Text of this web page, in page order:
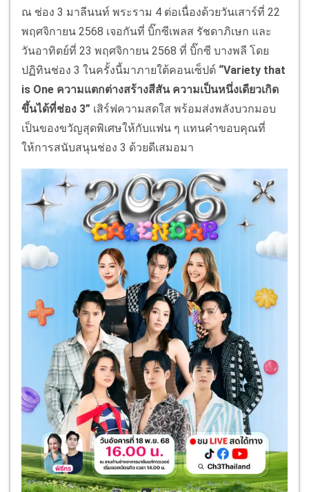
ณ ช่อง 3 มาลีนนท์ พระราม 4 ต่อเนื่องด้วยวันเสาร์ที่ 22
พฤศจิกายน 2568 เจอกันที่ บิ๊กซีเพลส รัชดาภิเษก และ
วันอาทิตย์ที่ 23 พฤศจิกายน 2568 ที่ บิ๊กซี บางพลี โดย
ปฏิทินช่อง 3 ในครั้งนี้มาภายใต้คอนเซ็ปต์ “Variety that
is One ความแตกต่างสร้างสีสัน ความเป็นหนึ่งเดียวเกิด
ขึ้นได้ที่ช่อง 3” เสิร์ฟความสดใส พร้อมส่งพลังบวกมอบ
เป็นของขวัญสุดพิเศษให้กับแฟน ๆ แทนคำขอบคุณที่
ให้การสนับสนุนช่อง 3 ด้วยดีเสมอมา